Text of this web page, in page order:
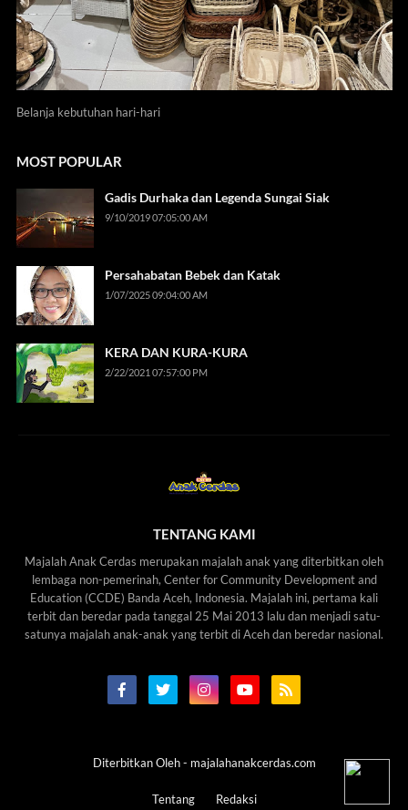
Belanja kebutuhan hari-hari
MOST POPULAR
Gadis Durhaka dan Legenda Sungai Siak
9/10/2019 07:05:00 AM
Persahabatan Bebek dan Katak
1/07/2025 09:04:00 AM
KERA DAN KURA-KURA
2/22/2021 07:57:00 PM
TENTANG KAMI
Majalah Anak Cerdas merupakan majalah anak yang diterbitkan oleh
lembaga non-pemerinah, Center for Community Development and
Education (CCDE) Banda Aceh, Indonesia. Majalah ini, pertama kali
terbit dan beredar pada tanggal 25 Mai 2013 lalu dan menjadi satu-
satunya majalah anak-anak yang terbit di Aceh dan beredar nasional.
Diterbitkan Oleh - majalahanakcerdas.com
Tentang Redaksi